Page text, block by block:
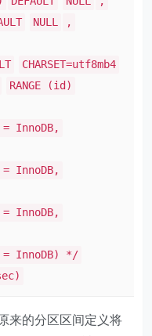
NULL
,
CHARSET=utf8mb4
RANGE (id)
= InnoDB,
= InnoDB,
= InnoDB,
= InnoDB) */
来的分区区间定义将